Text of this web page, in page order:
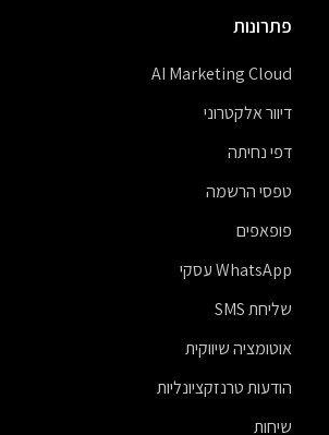
פתרונות
AI Marketing Cloud
דיוור אלקטרוני
דפי נחיתה
טפסי הרשמה
פופאפים
WhatsApp עסקי
שליחת SMS
אוטומציה שיווקית
הודעות טרנזקציונליות
שיחות